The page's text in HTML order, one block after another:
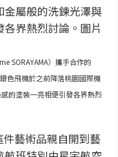
SORAYAMA）攜手合作的
銀色飛機於之前降落桃園國際機
的塗裝一亮相便引發各界熱烈